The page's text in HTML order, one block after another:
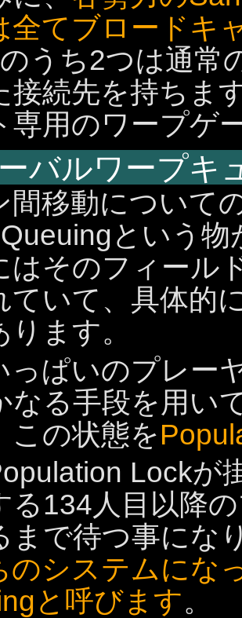
全てブロードキ
うち2つは通常
接続先を持ちま
専用のワープゲ
バルワープキ
間移動について
という
はそのフィール
ていて、具体的
ります。
っぱいのプレー
なる手段を用い
この状態を
Lockが
る134人目以降
まで待つ事にな
のシステムにな
と呼びます。